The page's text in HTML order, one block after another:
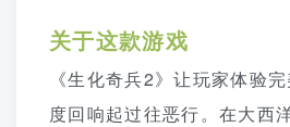
关于这款游戏
《生化奇兵2》让玩家体验
度回响起过往恶行。在大西